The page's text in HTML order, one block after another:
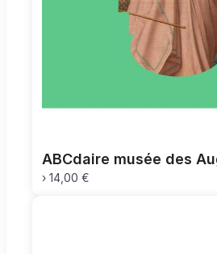
ABCdaire musée des
› 14,00 €